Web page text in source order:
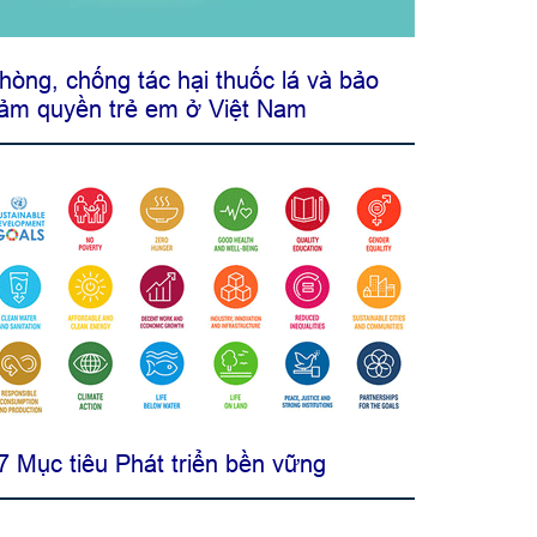
chống tác hại thuốc lá và bảo
quyền trẻ em ở Việt Nam
Mục tiêu Phát triển bền vững